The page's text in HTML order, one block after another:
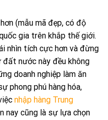
(mẫu mã đẹp, có độ
gia trên khắp thế giới.
nhìn tích cực hơn và đừng
nước này đều không
doanh nghiệp làm ăn
phong phú hàng hóa,
nhập hàng Trung
nay cũng là sự lựa chọn